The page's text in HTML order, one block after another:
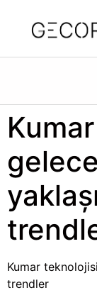
Kumar
trendler